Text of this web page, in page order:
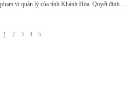
vi quản lý của tỉnh Khánh Hòa. Quyết định có
1 2 3 4 5